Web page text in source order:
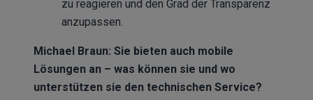
zu reagieren und den Grad der Transparenz
anzupassen.
Michael Braun: Sie bieten auch mobile
Lösungen an – was können sie und wo
unterstützen sie den technischen Service?